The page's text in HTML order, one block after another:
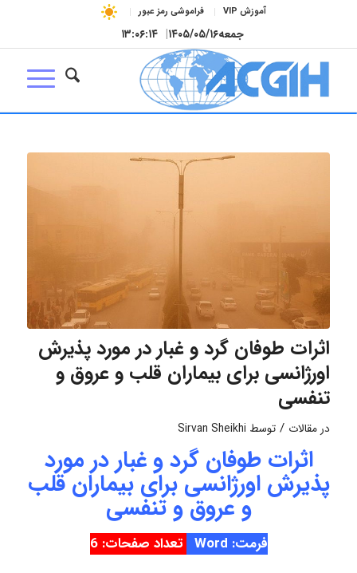
آموزش VIP فراموشی رمز عبور
جمعه۱۴۰۵/۰۵/۱۶| ۱۳:۰۶:۱۵
اثرات طوفان گرد و غبار در مورد پذیرش
اورژانسی برای بیماران قلب و عروق و
تنفسی
در مقالات / توسط Sirvan Sheikhi
اثرات طوفان گرد و غبار در مورد
پذیرش اورژانسی برای بیماران قلب
و عروق و تنفسی
فرمت: Word
تعداد صفحات: 6